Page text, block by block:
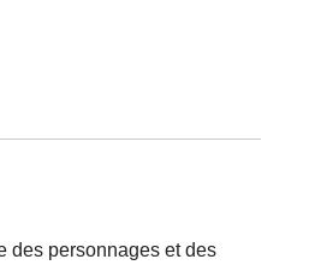
des personnages et des